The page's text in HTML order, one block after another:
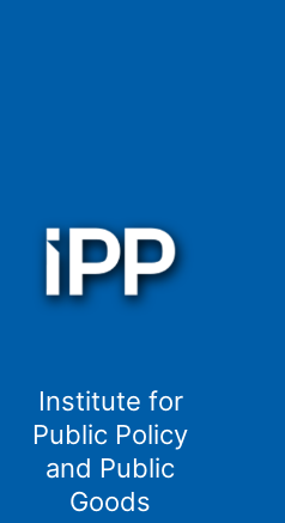
Institute for
Public Policy
and Public
Goods